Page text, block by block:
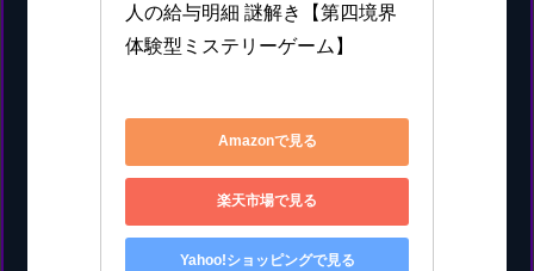
人の給与明細 謎解き【第四境界
体験型ミステリーゲーム】
Amazonで見る
楽天市場で見る
Yahoo!ショッピングで見る